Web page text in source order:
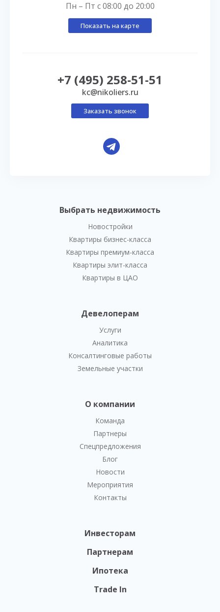
Выбрать недвижимость
Новостройки
Квартиры бизнес-класса
Квартиры премиум-класса
Квартиры элит-класса
Квартиры в ЦАО
Девелоперам
Услуги
Аналитика
Консалтинговые работы
Земельные участки
О компании
Команда
Партнеры
Спецпредложения
Блог
Новости
Мероприятия
Контакты
Инвесторам
Партнерам
Ипотека
Trade In
Пн – Пт с 08:00 до 20:00
Показать на карте
+7 (495) 258-51-51
kc@nikoliers.ru
Заказать звонок